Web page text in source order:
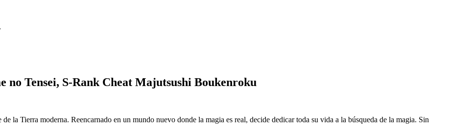
Tensei, S-Rank Cheat Majutsushi Boukenroku
la Tierra moderna. Reencarnado en un mundo nuevo donde la magia es real, decide dedicar toda su vida a la búsqueda de la magia. Sin